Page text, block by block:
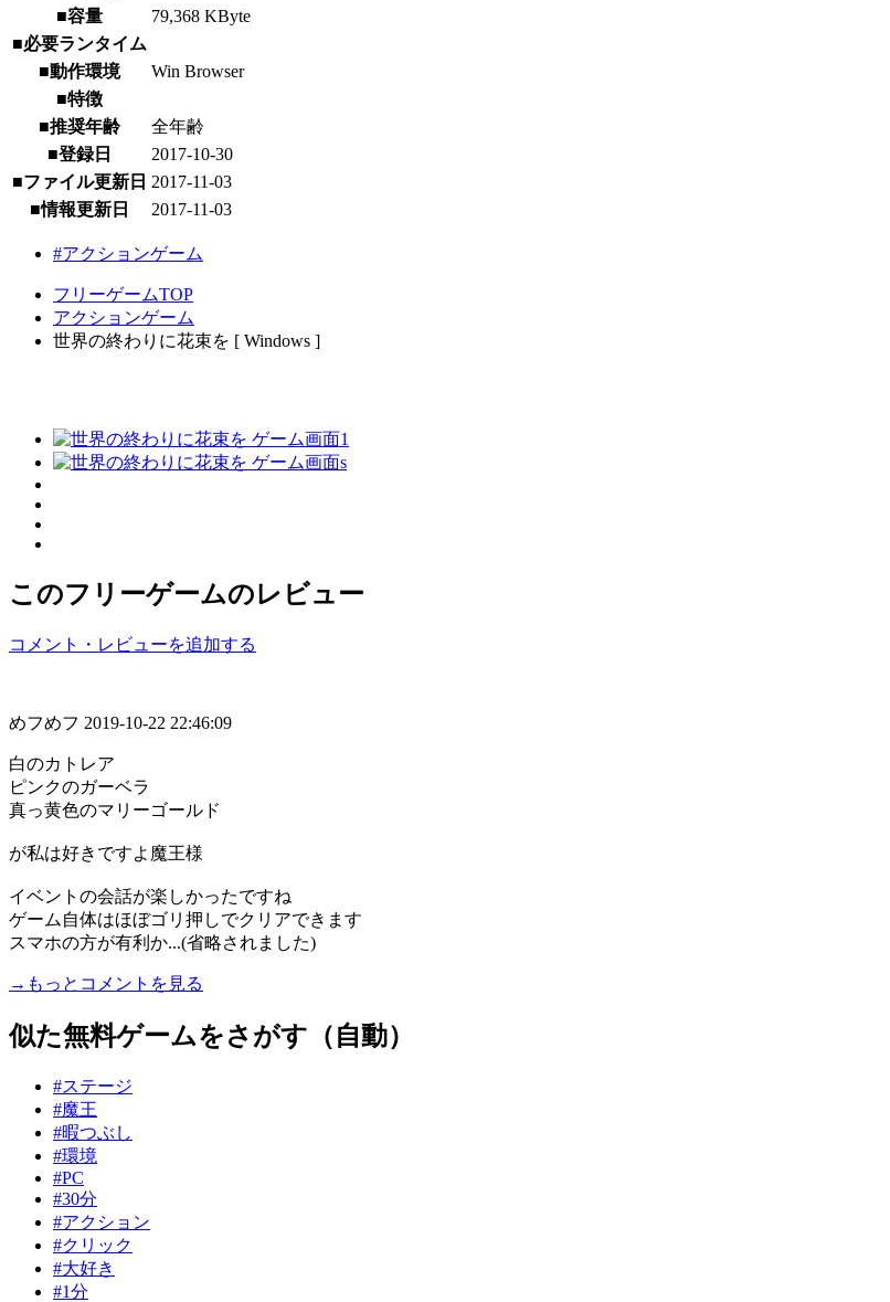
■容量
79,368 KByte
■必要ランタイム
■動作環境
Win Browser
■特徴
■推奨年齢
全年齢
■登録日
2017-10-30
■ファイル更新日 2017-11-03
■情報更新日
2017-11-03
#アクションゲーム
フリーゲームTOP
アクションゲーム
世界の終わりに花束を [ Windows ]
このフリーゲームのレビュー
コメント・レビューを追加する
めフめフ 2019-10-22 22:46:09
白のカトレア
ピンクのガーベラ
真っ黄色のマリーゴールド
が私は好きですよ魔王様
イベントの会話が楽しかったですね
ゲーム自体はほぼゴリ押しでクリアできます
スマホの方が有利か...(省略されました)
→もっとコメントを見る
似た無料ゲームをさがす（自動）
#ステージ
#魔王
#暇つぶし
#環境
#PC
#30分
#アクション
#クリック
#大好き
#1分